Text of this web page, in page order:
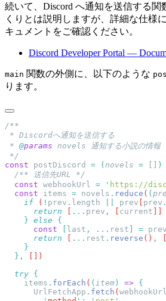
続いて、Discord へ通知を送信する関
くりとは説明しますが、詳細な仕様
キュメントをご確認ください。
Discord Developer Portal —
main 関数の外側に、以下のような
ります。
* @params
const postDiscord = ( novels = )
  const
webhookUrl = ' https://
  const
items = novels . reduce ( (
    if
( ! prev . length prev prev .
      return
... prev , current
    }
else
      const
last , ... rest = prev
      return
... rest . reverse () ,
  },
  try
    items
. forEach ( ( item ) =>
      UrlFetchApp
. fetch ( webhookUrl